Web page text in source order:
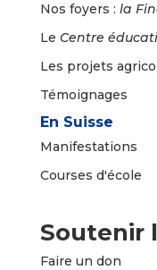
Nos foyers : la
Le Centre
Les projets
Témoignages
En Suisse
Manifestations
Courses d'école
Soutenir
Faire un don